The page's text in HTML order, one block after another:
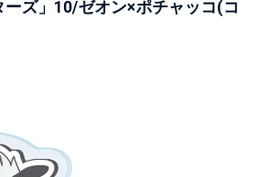
ーズ」10/ゼオン×ポチャッコ(コ